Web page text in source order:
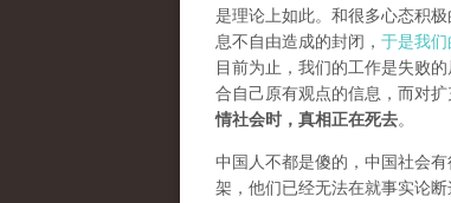
是理论上如此。和很多心态积
息不自由造成的封闭， 于是我
目前为止，我们的工作是失败的
合自己原有观点的信息，而对
情社会时，真相正在死去。
中国人不都是傻的，中国社会
架，他们已经无法在就事实论